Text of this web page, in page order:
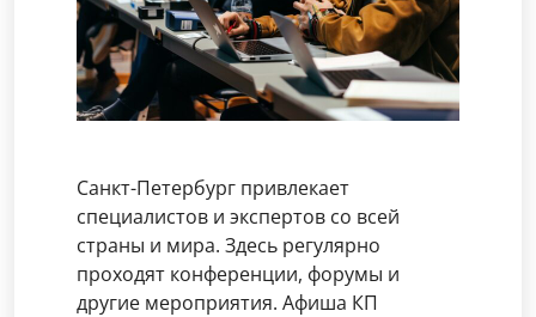
Санкт-Петербург привлекает
специалистов и экспертов со всей
страны и мира. Здесь регулярно
проходят конференции, форумы и
другие мероприятия. Афиша КП